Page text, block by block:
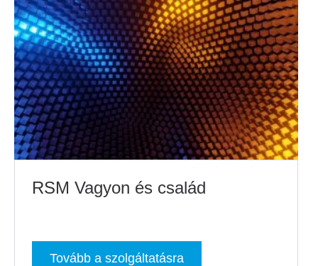
RSM Vagyon és család
Tovább a szolgáltatásra